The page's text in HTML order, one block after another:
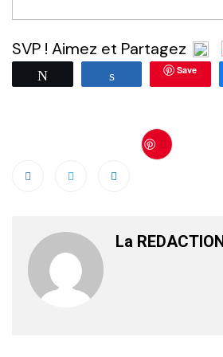
SVP ! Aimez et Partagez
Partagez Save
La REDACTION